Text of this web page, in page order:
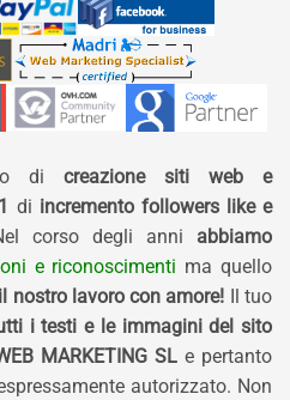
di creazione siti web e
di incremento followers like e
corso degli anni abbiamo
e riconoscimenti ma quello
nostro lavoro con amore! Il tuo
i testi e le immagini del sito
MARKETING SL e pertanto
autorizzato. Non